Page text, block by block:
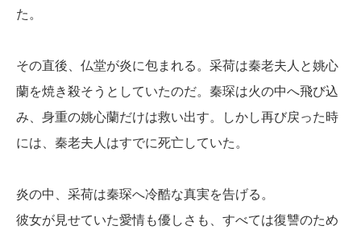
た。
その直後、仏堂が炎に包まれる。采荷は秦老夫人と姚心
蘭を焼き殺そうとしていたのだ。秦琛は火の中へ飛び込
み、身重の姚心蘭だけは救い出す。しかし再び戻った時
には、秦老夫人はすでに死亡していた。
炎の中、采荷は秦琛へ冷酷な真実を告げる。
彼女が見せていた愛情も優しさも、すべては復讐のため